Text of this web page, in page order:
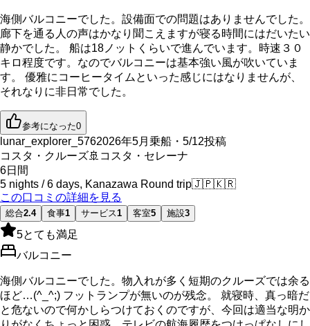
海側バルコニーでした。設備面での問題はありませんでした。
廊下を通る人の声はかなり聞こえますが寝る時間にはだいたい
静かでした。 船は18ノットくらいで進んでいます。時速３０
キロ程度です。なのでバルコニーは基本強い風が吹いていま
す。 優雅にコーヒータイムといった感じにはなりませんが、
それなりに非日常でした。
参考になった0
lunar_explorer_5762026年5月乗船・5/12投稿
コスタ・クルーズ🚢 コスタ・セレーナ
6日間
5 nights / 6 days, Kanazawa Round trip🇯🇵🇰🇷
この口コミの詳細を見る
総合2.4 食事1 サービス1 客室5 施設3
5とても満足
バルコニー
海側バルコニーでした。物入れが多く短期のクルーズでは余る
ほど…(^_^;) フットランプが無いのが残念。 就寝時、真っ暗だ
と危ないので何かしらつけておくのですが、今回は適当な明か